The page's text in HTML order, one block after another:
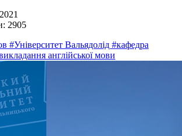
2905
#Університет Вальядолід #кафедра
англійської мови